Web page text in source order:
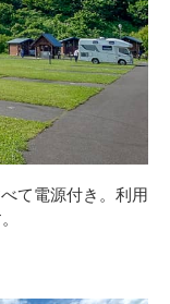
て電源付き。利用